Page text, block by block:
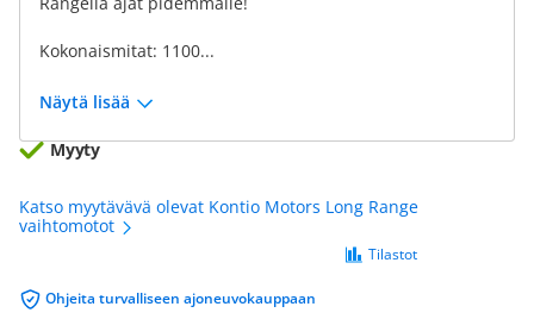
Kokonaismitat: 1100...
Näytä lisää
Myyty
Katso myytävävä olevat Kontio Motors Long Range
vaihtomotot
Ohjeita turvalliseen ajoneuvokauppaan
Tilastot